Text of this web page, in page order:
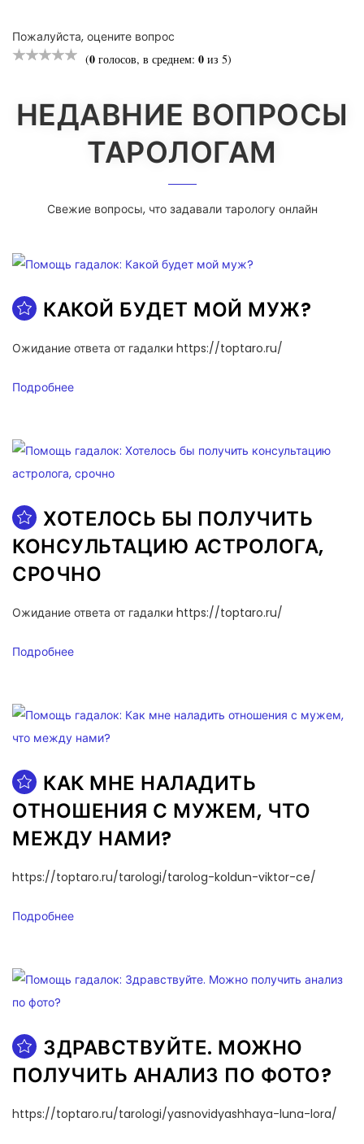
Пожалуйста, оцените вопрос
(0 голосов, в среднем: 0 из 5)
НЕДАВНИЕ ВОПРОСЫ
ТАРОЛОГАМ
Свежие вопросы, что задавали тарологу онлайн
КАКОЙ БУДЕТ МОЙ МУЖ?
Ожидание ответа от гадалки https://toptaro.ru/
Подробнее
ХОТЕЛОСЬ БЫ ПОЛУЧИТЬ
КОНСУЛЬТАЦИЮ АСТРОЛОГА,
СРОЧНО
Ожидание ответа от гадалки https://toptaro.ru/
Подробнее
КАК МНЕ НАЛАДИТЬ
ОТНОШЕНИЯ С МУЖЕМ, ЧТО
МЕЖДУ НАМИ?
https://toptaro.ru/tarologi/tarolog-koldun-viktor-ce/
Подробнее
ЗДРАВСТВУЙТЕ. МОЖНО
ПОЛУЧИТЬ АНАЛИЗ ПО ФОТО?
https://toptaro.ru/tarologi/yasnovidyashhaya-luna-lora/